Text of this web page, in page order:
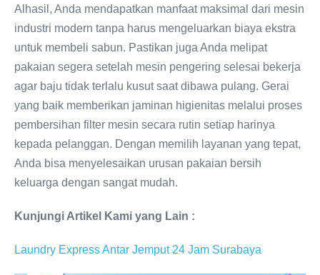
Alhasil, Anda mendapatkan manfaat maksimal dari mesin
industri modern tanpa harus mengeluarkan biaya ekstra
untuk membeli sabun. Pastikan juga Anda melipat
pakaian segera setelah mesin pengering selesai bekerja
agar baju tidak terlalu kusut saat dibawa pulang. Gerai
yang baik memberikan jaminan higienitas melalui proses
pembersihan filter mesin secara rutin setiap harinya
kepada pelanggan. Dengan memilih layanan yang tepat,
Anda bisa menyelesaikan urusan pakaian bersih
keluarga dengan sangat mudah.
Kunjungi Artikel Kami yang Lain :
Laundry Express Antar Jemput 24 Jam Surabaya